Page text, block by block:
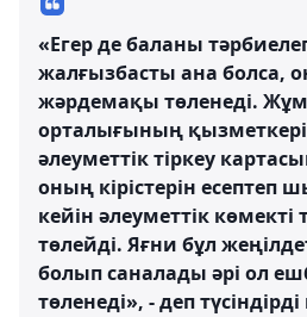
«Егер де баланы
жалғызбасты ана болса,
жәрдемақы төленеді.
орталығының қызметкері
әлеуметтік тіркеу
оның кірістерін есептеп
кейін әлеуметтік
төлейді. Яғни бұл
болып саналады әрі ол
төленеді», - деп